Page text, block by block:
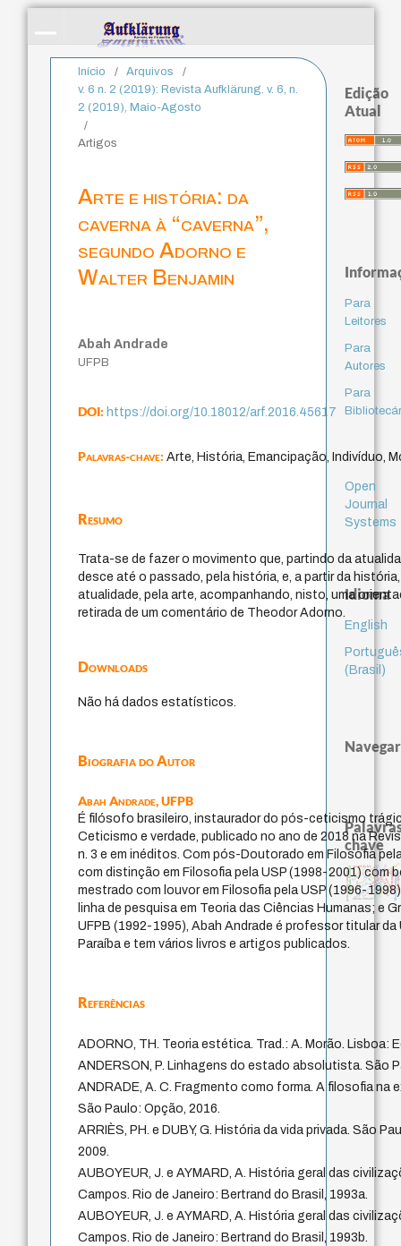
Início / Arquivos
/
v. 6 n. 2 (2019): Revista Aufklärung. v. 6, n.
2 (2019), Maio-Agosto
/
Artigos
Arte e história: da
caverna à “caverna”,
segundo Adorno e
Walter Benjamin
Abah Andrade
UFPB
DOI:https://doi.org/10.18012/arf.2016.45617
Palavras-chave:Arte, História, Emancipação, Indivíduo,
Resumo
Trata-se de fazer o movimento que, partindo da
desce até o passado, pela história, e, a partir da
atualidade, pela arte, acompanhando, nisto, uma
retirada de um comentário de Theodor Adorno.
Downloads
Não há dados estatísticos.
Biografia do Autor
Abah Andrade,UFPB
É filósofo brasileiro, instaurador do pós-ceticismo
Ceticismo e verdade, publicado no ano de 2018 na
n. 3 e em inéditos. Com pós-Doutorado em Filosofia
com distinção em Filosofia pela USP (1998-2001) com
mestrado com louvor em Filosofia pela USP (1996-
linha de pesquisa em Teoria das Ciências Humanas; e
UFPB (1992-1995), Abah Andrade é professor titular da
Paraíba e tem vários livros e artigos publicados.
Referências
ADORNO, TH. Teoria estética. Trad.: A. Morão. Lisboa:
ANDERSON, P. Linhagens do estado absolutista. São
ANDRADE, A. C. Fragmento como forma. A filosofia na
São Paulo: Opção, 2016.
ARRIÈS, PH. e DUBY, G. História da vida privada. São
2009.
AUBOYEUR, J. e AYMARD, A. História geral das
Campos. Rio de Janeiro: Bertrand do Brasil, 1993a.
AUBOYEUR, J. e AYMARD, A. História geral das
Campos. Rio de Janeiro: Bertrand do Brasil, 1993b.
Edição
Atual
Para
Leitores
Para
Autores
Para
Open
Journal
Systems
Idioma
English
(Brasil)
Navegar
chave
fundamentalismo
jacobi protágoras
experiência temporal
género
idade
intolerância
history of philosophy
identidade nacional homem-medidafilosofias indígenas
j.c.m. netopalavra
perdón
leyes
violencia
logos
direito romano
pedagogia
lei
pensamento singular desejo
papel da lei
sacrifício
bataille
mind
philosophy